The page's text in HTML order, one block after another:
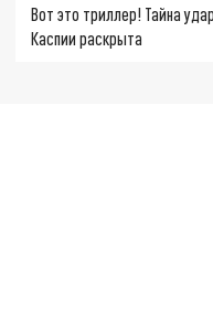
Вот это триллер! Тайна
Каспии раскрыта